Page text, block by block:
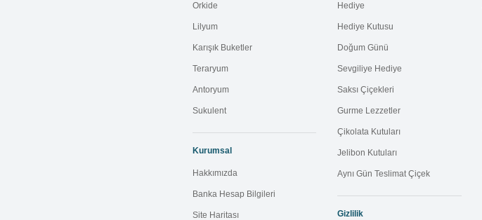
Orkide
Lilyum
Karışık Buketler
Teraryum
Antoryum
Sukulent
Kurumsal
Hakkımızda
Banka Hesap Bilgileri
Site Haritası
Hediye
Hediye Kutusu
Doğum Günü
Sevgiliye Hediye
Saksı Çiçekleri
Gurme Lezzetler
Çikolata Kutuları
Jelibon Kutuları
Aynı Gün Teslimat Çiçek
Gizlilik